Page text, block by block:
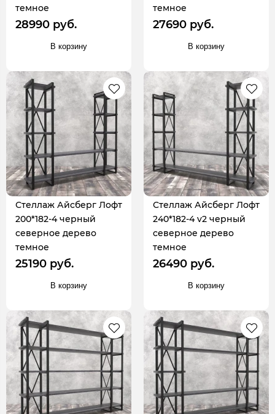
темное
28990 руб.
В корзину
темное
27690 руб.
В корзину
Стеллаж Айсберг Лофт
200*182-4 черный
северное дерево
темное
25190 руб.
В корзину
Стеллаж Айсберг Лофт
240*182-4 v2 черный
северное дерево
темное
26490 руб.
В корзину